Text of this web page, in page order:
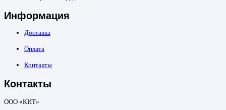
Информация
Доставка
Оплата
Контакты
Контакты
ООО «КИТ»